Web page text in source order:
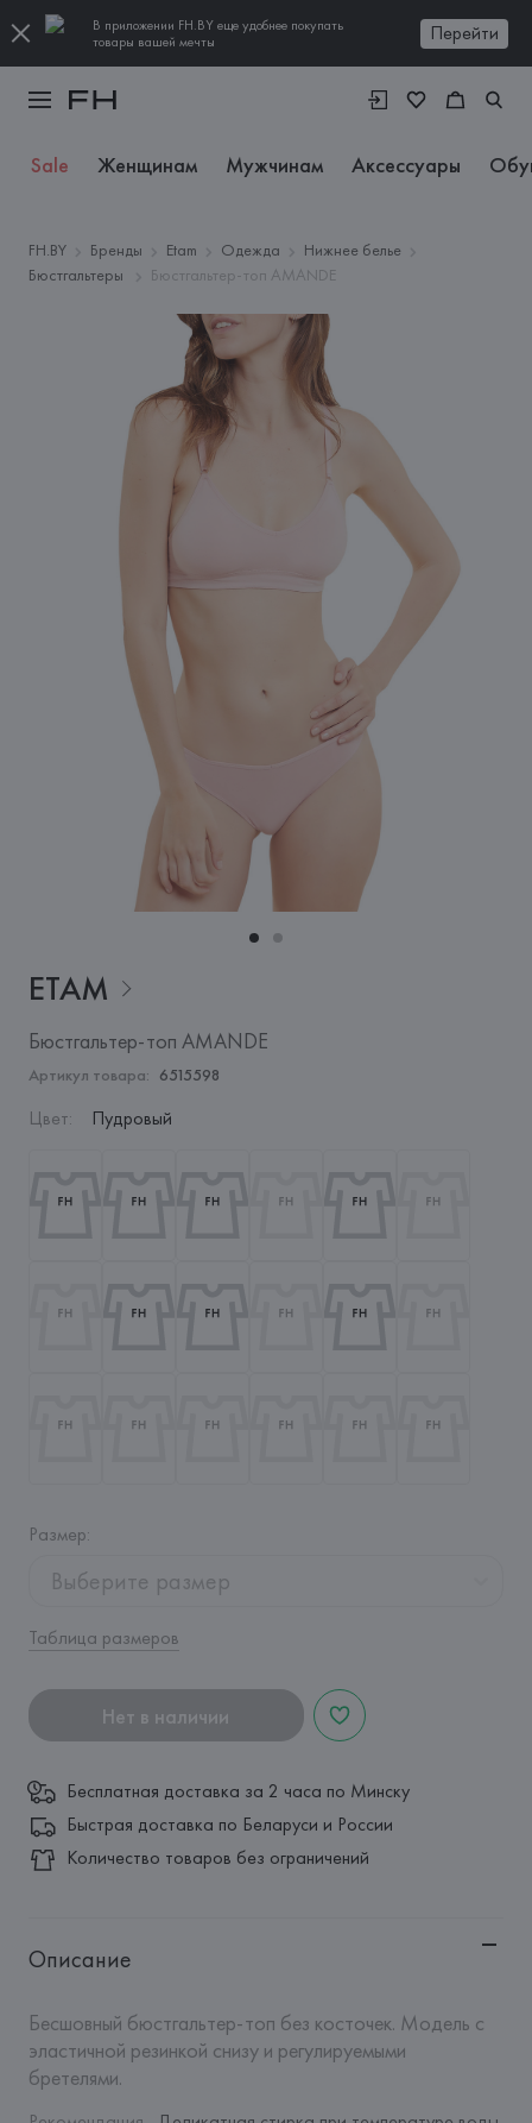
В приложении FH.BY еще удобнее покупать
товары вашей мечты
Перейти
Sale Женщинам Мужчинам Аксессуары
FH.BY Бренды Etam Одежда
Нижнее белье
Бюстгальтеры
Бюстгальтер-топ AMANDE
ETAM
Бюстгальтер-топ AMANDE
Артикул товара: 6515598
Цвет: Пудровый
Размер:
Выберите размер
Таблица размеров
Нет в наличии
Бесплатная доставка за 2 часа по Минску
Быстрая доставка по Беларуси и России
Количество товаров без ограничений
Описание
Бесшовный бюстгальтер-топ без косточек. Модель с
эластичной резинкой снизу и регулируемыми
бретелями.